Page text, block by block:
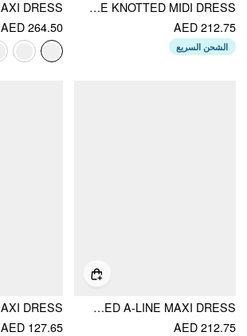
VELVET HALTER NECKLINE RUFFLE KNOTTED MIDI DRESS
AED 212.75
الشحن السريع
AED 264.50
STRETCH DENIM HALTER NECKLINE WASHED A-LINE MAXI DRESS
AED 212.75
AED 127.65